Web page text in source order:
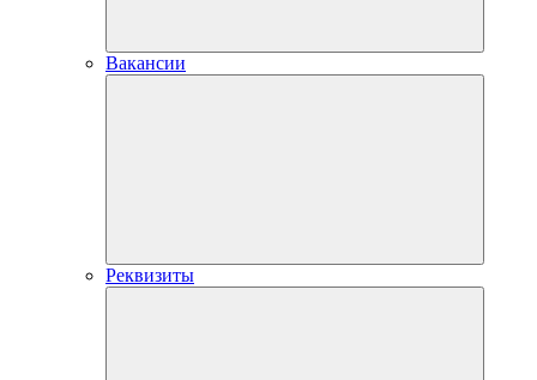
Вакансии
Реквизиты